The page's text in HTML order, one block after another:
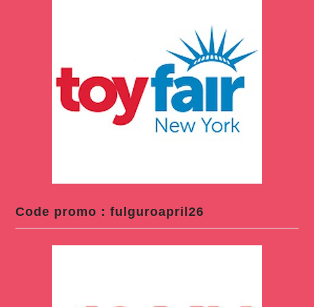
Code promo : fulguroapril26